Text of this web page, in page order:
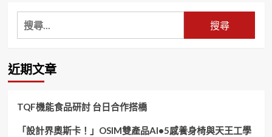
搜
尋
鍵
字:
近期文章
TQF機能食品研討 台日合作搭橋
「設計界奧斯卡！」OSIM雙產品AI•5感養身椅與天王工學